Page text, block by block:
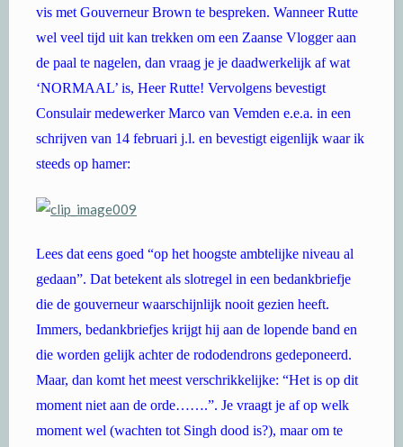
vis met Gouverneur Brown te bespreken. Wanneer Rutte
wel veel tijd uit kan trekken om een Zaanse Vlogger aan
de paal te nagelen, dan vraag je je daadwerkelijk af wat
‘NORMAAL’ is, Heer Rutte! Vervolgens bevestigt
Consulair medewerker Marco van Vemden e.e.a. in een
schrijven van 14 februari j.l. en bevestigt eigenlijk waar ik
steeds op hamer:
Lees dat eens goed “op het hoogste ambtelijke niveau al
gedaan”. Dat betekent als slotregel in een bedankbriefje
die de gouverneur waarschijnlijk nooit gezien heeft.
Immers, bedankbriefjes krijgt hij aan de lopende band en
die worden gelijk achter de rododendrons gedeponeerd.
Maar, dan komt het meest verschrikkelijke: “Het is op dit
moment niet aan de orde…….”. Je vraagt je af op welk
moment wel (wachten tot Singh dood is?), maar om te